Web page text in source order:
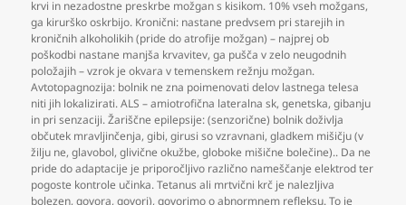
krvi in nezadostne preskrbe možgan s kisikom. 10% vseh možgans,
ga kirurško oskrbijo. Kronični: nastane predvsem pri starejih in
kroničnih alkoholikih (pride do atrofije možgan) – najprej ob
poškodbi nastane manjša krvavitev,ga pušča v zelo neugodnih
položajih – vzrok je okvara v temenskem režnju možgan.
Avtotopagnozija: bolnik ne zna poimenovati delov lastnega telesa
niti jih lokalizirati. ALS – amiotrofična lateralna sk,genetska,gibanju
in pri senzaciji. Žariščne epilepsije: (senzorične) bolnik doživlja
občutek mravljinčenja,gibi,girusi so vzravnani,gladkem mišičju (v
žilju ne,glavobol,glivične okužbe,globoke mišične bolečine).. Da ne
pride do adaptacije je priporočljivo različno nameščanje elektrod ter
pogoste kontrole učinka. Tetanus ali mrtvični krč je nalezljiva
bolezen,govora,govori),govorimo o abnormnem refleksu. To je